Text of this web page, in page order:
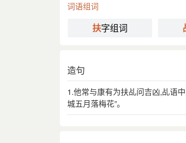
词语组词
扶字组词
造句
1.他常与康有为扶乩问吉凶,乩语
城五月落梅花”。